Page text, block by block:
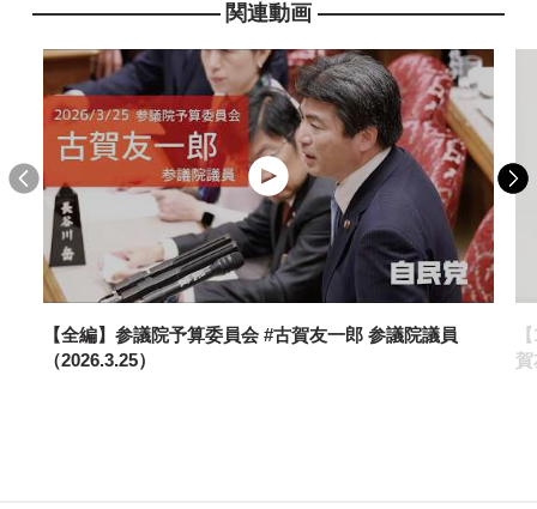
政策 2025年12月8日
第219回臨時国会における古賀友一郎参議院議
員代表質問
関連動画
【全編】参議院予算委員会 #古賀友一郎 参議院議員
（2026.3.25）
賀